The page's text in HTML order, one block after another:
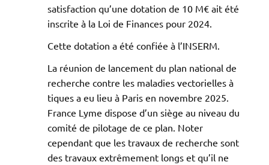
satisfaction qu’une dotation de 10 M€ ait été
inscrite à la Loi de Finances pour 2024.
Cette dotation a été confiée à l’INSERM.
La réunion de lancement du plan national de
recherche contre les maladies vectorielles à
tiques a eu lieu à Paris en novembre 2025.
France Lyme dispose d’un siège au niveau du
comité de pilotage de ce plan. Noter
cependant que les travaux de recherche sont
des travaux extrêmement longs et qu’il ne